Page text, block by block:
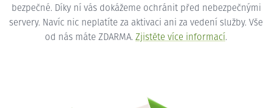
bezpečné. Díky ní vás dokážeme ochránit před nebezpečnými
servery. Navíc nic neplatíte za aktivaci ani za vedení služby. Vše
od nás máte ZDARMA. Zjistěte více informací.